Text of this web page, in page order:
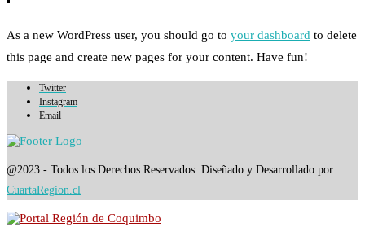
As a new WordPress user, you should go to your dashboard to delete
this page and create new pages for your content. Have fun!
Twitter
Instagram
Email
@2023 - Todos los Derechos Reservados. Diseñado y Desarrollado por
CuartaRegion.cl